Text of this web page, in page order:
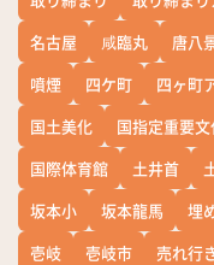
名古屋
咸臨丸 唐八
噴煙
四ケ町 四ヶ町
国土美化
国指定重要
国際体育館
土井首
坂本小
坂本龍馬 埋
壱岐
壱岐市 売れ行